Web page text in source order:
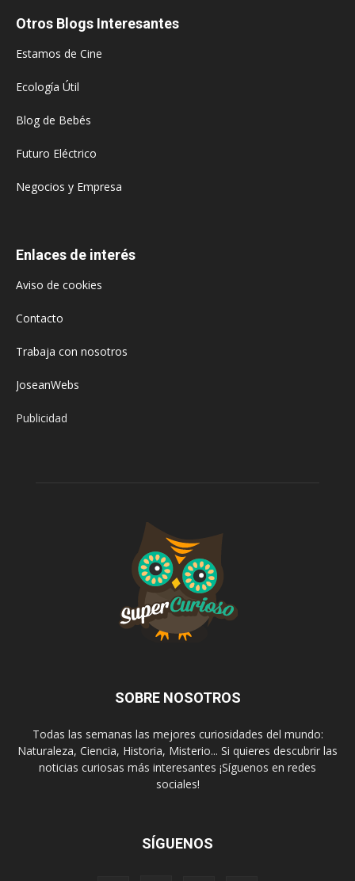
Otros Blogs Interesantes
Estamos de Cine
Ecología Útil
Blog de Bebés
Futuro Eléctrico
Negocios y Empresa
Enlaces de interés
Aviso de cookies
Contacto
Trabaja con nosotros
JoseanWebs
Publicidad
SOBRE NOSOTROS
Todas las semanas las mejores curiosidades del mundo:
Naturaleza, Ciencia, Historia, Misterio... Si quieres descubrir las
noticias curiosas más interesantes ¡Síguenos en redes
sociales!
SÍGUENOS